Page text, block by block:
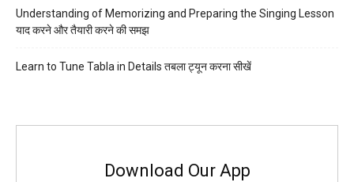
Understanding of Memorizing and Preparing the Singing Lesson
याद करने और तैयारी करने की समझ
Learn to Tune Tabla in Details तबला ट्यून करना सीखें
Download Our App